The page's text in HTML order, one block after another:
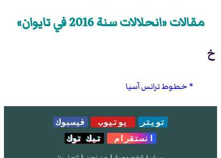
مقالات «انحلالات سنة 2016 في تايوان»
خ
خطوط ترانس آسيا
تويتر يوتيوب
فيسبوك
انستقرام
تيك توك